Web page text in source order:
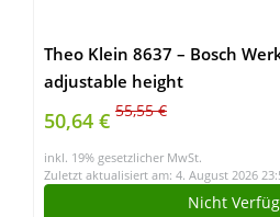
Theo Klein 8637 – Bosch
adjustable height
50,64 € 55,55 €
inkl. 19% gesetzlicher MwSt.
Zuletzt aktualisiert am: 4. August 2026
Nicht